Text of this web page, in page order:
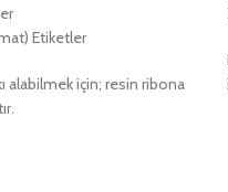
Etiketler
alabilmek için; resin ribona